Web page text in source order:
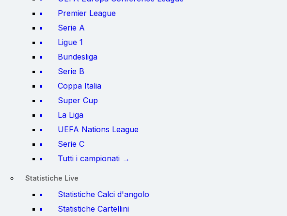
Premier League
Serie A
Ligue 1
Bundesliga
Serie B
Coppa Italia
Super Cup
La Liga
UEFA Nations League
Serie C
Tutti i campionati →
Statistiche Live
Statistiche Calci d'angolo
Statistiche Cartellini